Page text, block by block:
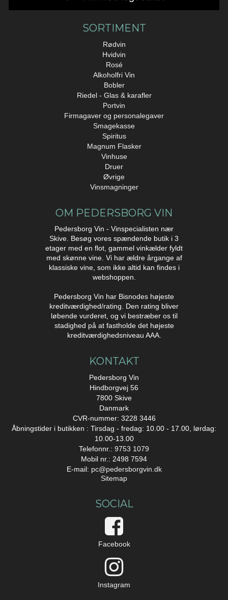
SORTIMENT
Rødvin
Hvidvin
Rosé
Alkoholfri Vin
Bobler
Riedel - Glas & karafler
Portvin
Firmagaver og personalegaver
Smagekasse
Spiritus
Magnum Flasker
Vinhuse
Druer
Øvrige
Vinsmagninger
OM PEDERSBORG VIN
Pedersborg Vin - Vinspecialisten nær
Skive. Besøg vores spændende butik i 3
etager med en flot, gammel vinkælder fyldt
med skønne vine. Vi har ældre årgange af
klassiske vine, som ikke altid kan findes i
webshoppen.
Pedersborg Vin har Bisnodes højeste
kreditværdighed/rating. Den rating bliver
løbende vurderet, og vi bestræber os til
stadighed på at fastholde det højeste
kreditværdighedsniveau AAA.
KONTAKT
Pedersborg Vin
Hindborgvej 56
7800 Skive
Danmark
CVR-nummer: 3228 3446
Åbningstider i butikken : Tirsdag - fredag: 10.00 - 17.00, lørdag:
10.00-13.00
Telefonnr.: 9753 1079
Mobil nr.: 2498 7594
E-mail: pc@pedersborgvin.dk
Sitemap
SOCIAL
Facebook
Instagram